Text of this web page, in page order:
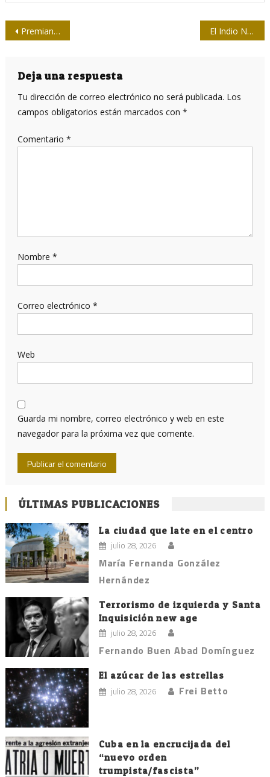
Navegación
entradas
Premian trabajos periodísticos de Las Tunas El Indio Naborí, innovador de la décima
Deja una respuesta
Tu dirección de correo electrónico no será publicada. Los
campos obligatorios están marcados con *
Comentario *
Nombre *
Correo electrónico *
Web
Guarda mi nombre, correo electrónico y web en este
navegador para la próxima vez que comente.
ÚLTIMAS PUBLICACIONES
La ciudad que late en el centro
julio 28, 2026
María Fernanda González
Hernández
Terrorismo de izquierda y Santa
Inquisición new age
julio 28, 2026
Fernando Buen Abad Domínguez
El azúcar de las estrellas
julio 28, 2026 Frei Betto
Cuba en la encrucijada del
“nuevo orden
trumpista/fascista”